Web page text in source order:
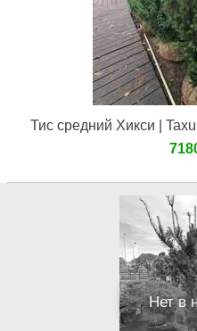
Тис средний Хикси |
Нет в